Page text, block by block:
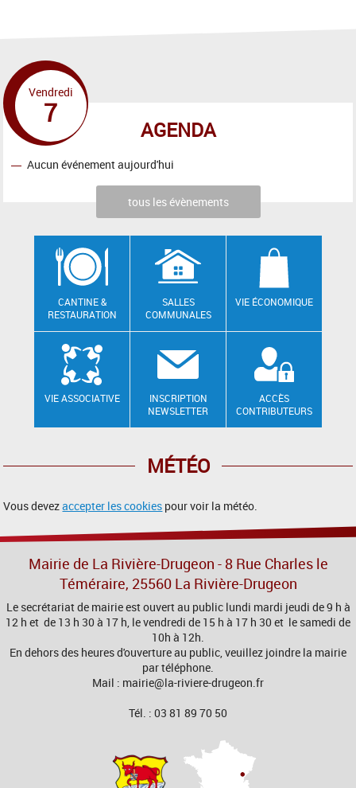
AGENDA
Vendredi
7
Aucun événement aujourd'hui
tous les évènements
CANTINE &
RESTAURATION
SALLES
COMMUNALES
VIE ÉCONOMIQUE
VIE ASSOCIATIVE
INSCRIPTION
NEWSLETTER
ACCÈS
CONTRIBUTEURS
MÉTÉO
Vous devezaccepter les cookies pour voir la météo.
Mairie de La Rivière-Drugeon - 8 Rue Charles le
Téméraire, 25560 La Rivière-Drugeon
Le secrétariat de mairie est ouvert au public lundi mardi jeudi de 9 h à
12 h et de 13 h 30 à 17 h, le vendredi de 15 h à 17 h 30 et le samedi de
10h à 12h.
En dehors des heures d'ouverture au public, veuillez joindre la mairie
par téléphone.
Mail : mairie@la-riviere-drugeon.fr
Tél. : 03 81 89 70 50